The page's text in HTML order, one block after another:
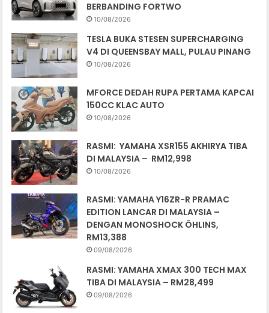
BERBANDING FORTWO
10/08/2026
TESLA BUKA STESEN SUPERCHARGING
V4 DI QUEENSBAY MALL, PULAU PINANG
10/08/2026
MFORCE DEDAH RUPA PERTAMA KAPCAI
150CC KLAC AUTO
10/08/2026
RASMI: YAMAHA XSR155 AKHIRYA TIBA
DI MALAYSIA – RM12,998
10/08/2026
RASMI: YAMAHA Y16ZR-R PRAMAC
EDITION LANCAR DI MALAYSIA –
DENGAN MONOSHOCK ÖHLINS,
RM13,388
09/08/2026
RASMI: YAMAHA XMAX 300 TECH MAX
TIBA DI MALAYSIA – RM28,499
09/08/2026